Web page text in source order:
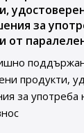
за
от
продукти,
за употреба